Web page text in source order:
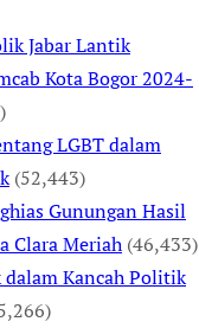
Jabar Lantik
Kota Bogor 2024-
LGBT dalam
(52,443)
Gunungan Hasil
Clara Meriah (46,433)
Kancah Politik